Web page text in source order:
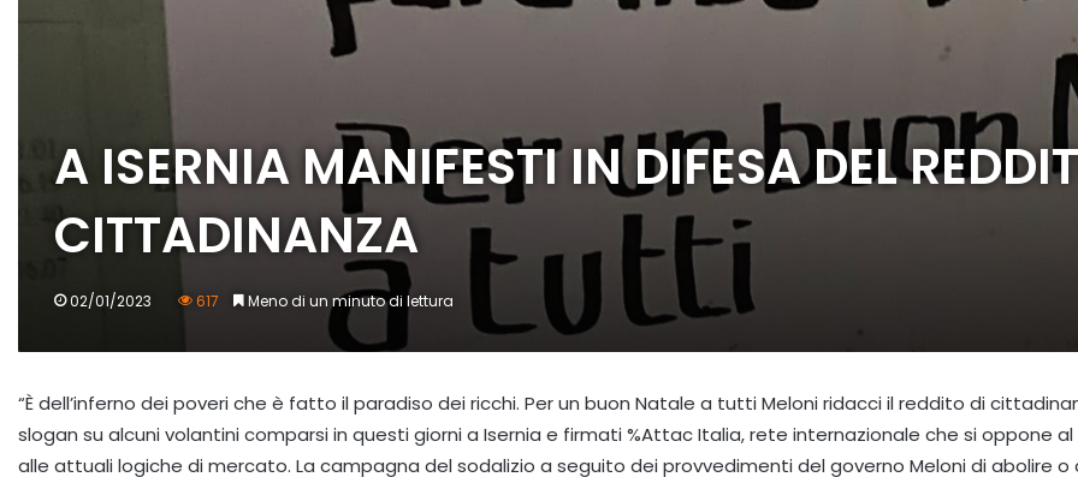
A ISERNIA MANIFESTI IN DIFESA DEL
CITTADINANZA
02/01/2023 617 Meno di un minuto di lettura
“È dell’inferno dei poveri che è fatto il paradiso dei ricchi. Per un buon Natale a tutti Meloni ridacci il reddito di
slogan su alcuni volantini comparsi in questi giorni a Isernia e firmati %Attac Italia, rete internazionale che si oppone
alle attuali logiche di mercato. La campagna del sodalizio a seguito dei provvedimenti del governo Meloni di abolire o